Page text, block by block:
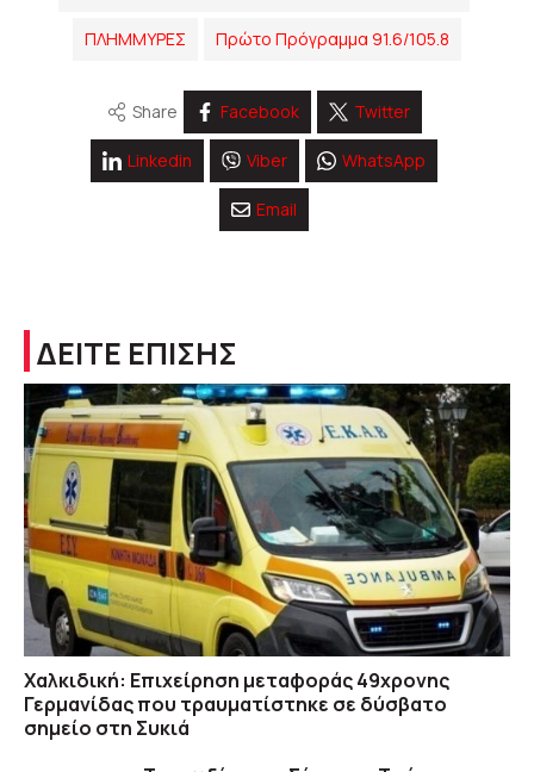
ΠΛΗΜΜΥΡΕΣ Πρώτο Πρόγραμμα 91.6/105.8
Share Facebook Twitter
Linkedin Viber WhatsApp
Email
ΔΕΙΤΕ ΕΠΙΣΗΣ
Χαλκιδική: Επιχείρηση μεταφοράς 49χρονης
Γερμανίδας που τραυματίστηκε σε δύσβατο
σημείο στη Συκιά